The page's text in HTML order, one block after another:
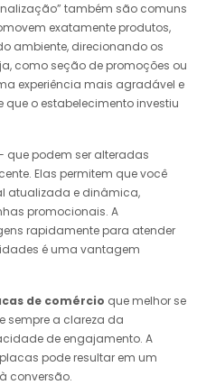
também são comuns
exatamente produtos,
ambiente, direcionando os
como seção de promoções ou
experiência mais agradável e
que o estabelecimento investiu
que podem ser alteradas
Elas permitem que você
atualizada e dinâmica,
promocionais. A
rapidamente para atender
é uma vantagem
de comércio que melhor se
sempre a clareza da
de engajamento. A
pode resultar em um
conversão.